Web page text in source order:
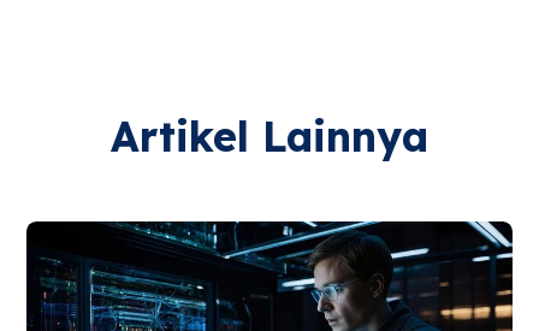
Artikel Lainnya